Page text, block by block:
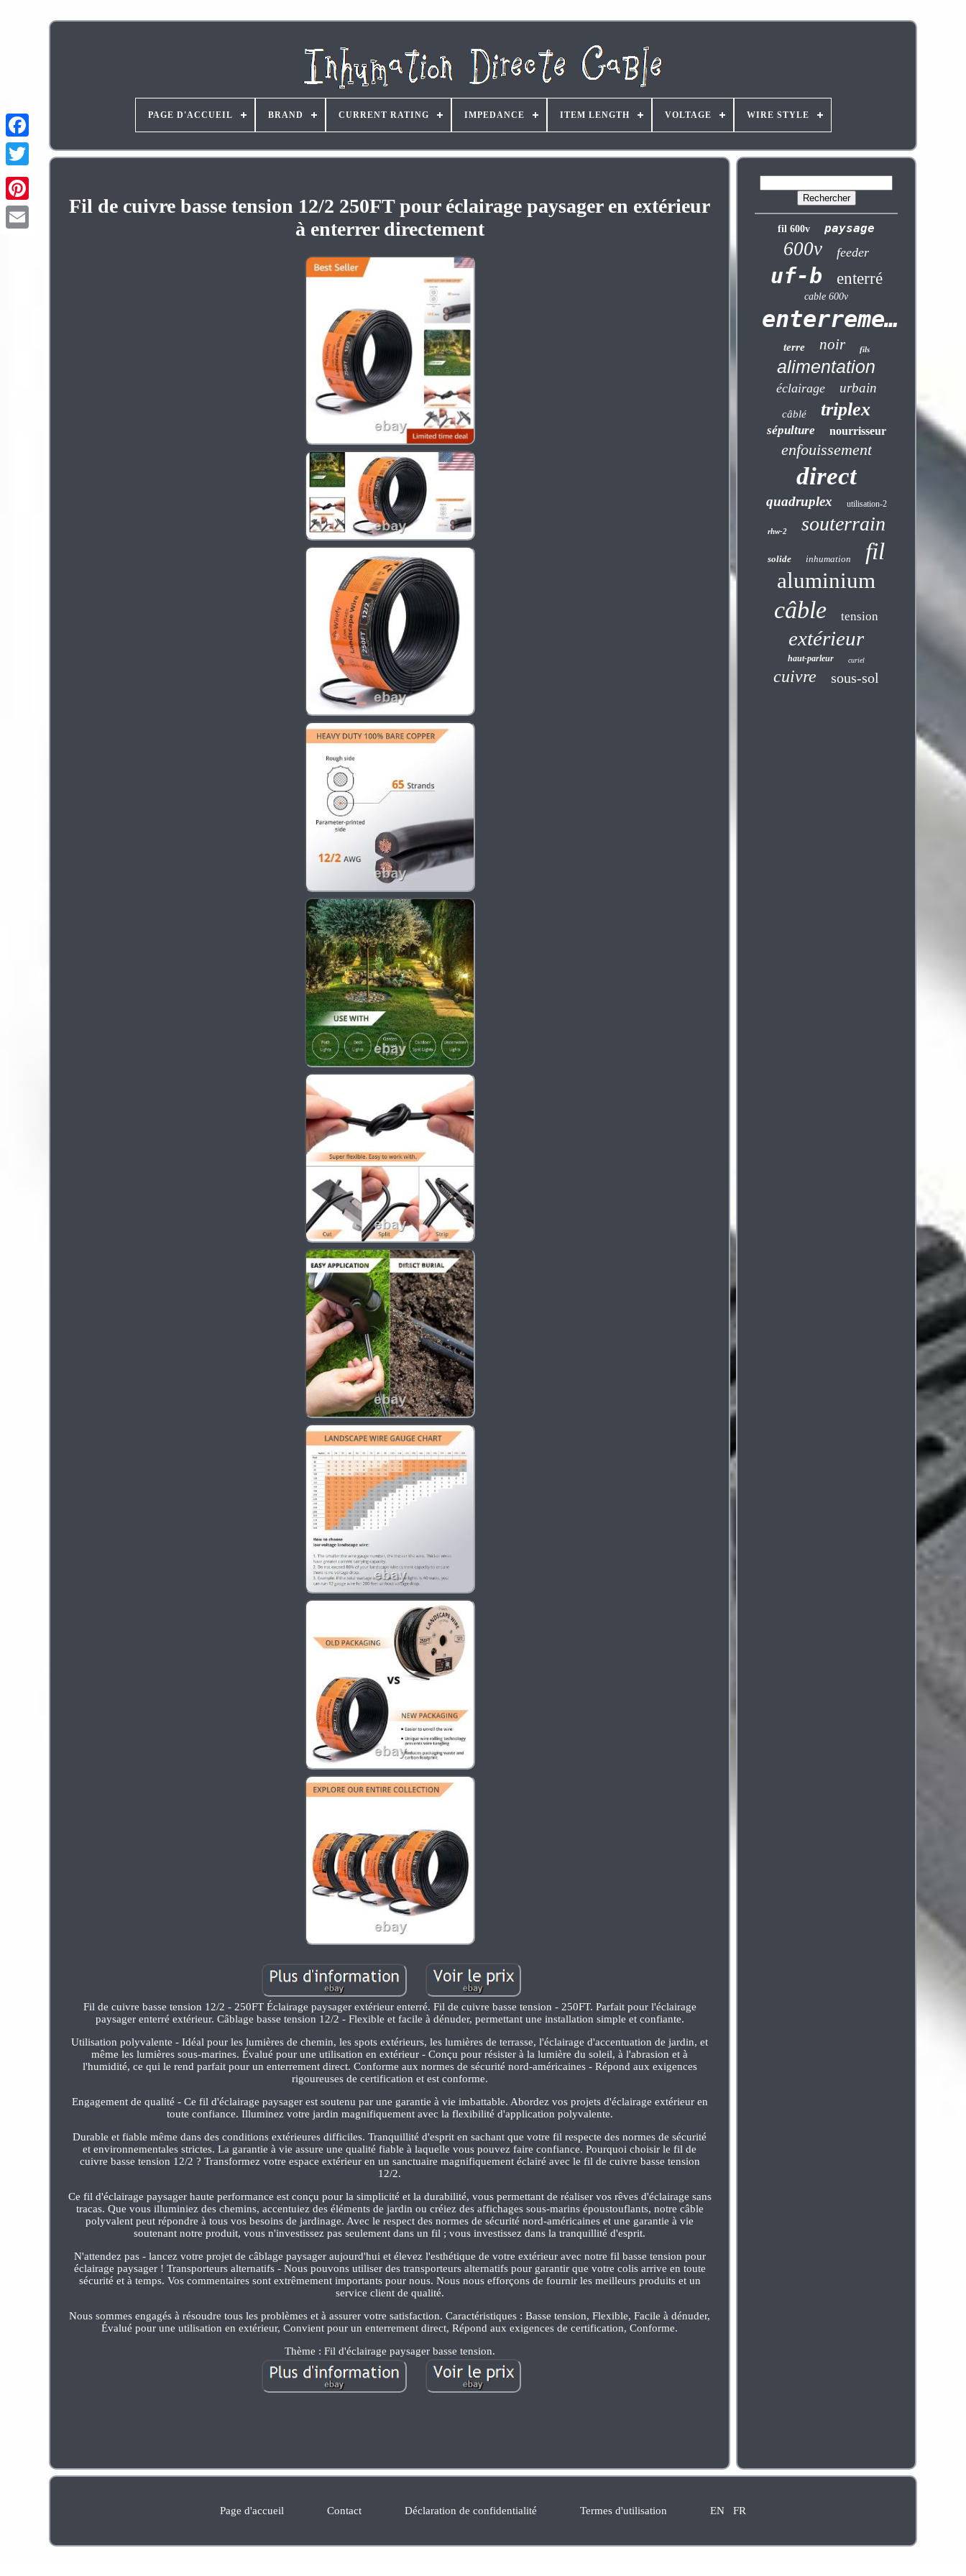
Pinterest
PAGE D'ACCUEIL BRAND CURRENT RATING IMPEDANCE ITEM LENGTH VOLTAGE WIRE STYLE
Fil de cuivre basse tension 12/2 250FT pour éclairage paysager en extérieur
à enterrer directement
Fil de cuivre basse tension 12/2 - 250FT Éclairage paysager extérieur enterré. Fil de cuivre basse tension - 250FT. Parfait pour l'éclairage
paysager enterré extérieur. Câblage basse tension 12/2 - Flexible et facile à dénuder, permettant une installation simple et confiante.
Utilisation polyvalente - Idéal pour les lumières de chemin, les spots extérieurs, les lumières de terrasse, l'éclairage d'accentuation de jardin, et
même les lumières sous-marines. Évalué pour une utilisation en extérieur - Conçu pour résister à la lumière du soleil, à l'abrasion et à
l'humidité, ce qui le rend parfait pour un enterrement direct. Conforme aux normes de sécurité nord-américaines - Répond aux exigences
rigoureuses de certification et est conforme.
Engagement de qualité - Ce fil d'éclairage paysager est soutenu par une garantie à vie imbattable. Abordez vos projets d'éclairage extérieur en
toute confiance. Illuminez votre jardin magnifiquement avec la flexibilité d'application polyvalente.
Durable et fiable même dans des conditions extérieures difficiles. Tranquillité d'esprit en sachant que votre fil respecte des normes de sécurité
et environnementales strictes. La garantie à vie assure une qualité fiable à laquelle vous pouvez faire confiance. Pourquoi choisir le fil de
cuivre basse tension 12/2 ? Transformez votre espace extérieur en un sanctuaire magnifiquement éclairé avec le fil de cuivre basse tension
12/2.
Ce fil d'éclairage paysager haute performance est conçu pour la simplicité et la durabilité, vous permettant de réaliser vos rêves d'éclairage sans
tracas. Que vous illuminiez des chemins, accentuiez des éléments de jardin ou créiez des affichages sous-marins époustouflants, notre câble
polyvalent peut répondre à tous vos besoins de jardinage. Avec le respect des normes de sécurité nord-américaines et une garantie à vie
soutenant notre produit, vous n'investissez pas seulement dans un fil ; vous investissez dans la tranquillité d'esprit.
N'attendez pas - lancez votre projet de câblage paysager aujourd'hui et élevez l'esthétique de votre extérieur avec notre fil basse tension pour
éclairage paysager ! Transporteurs alternatifs - Nous pouvons utiliser des transporteurs alternatifs pour garantir que votre colis arrive en toute
sécurité et à temps. Vos commentaires sont extrêmement importants pour nous. Nous nous efforçons de fournir les meilleurs produits et un
service client de qualité.
Nous sommes engagés à résoudre tous les problèmes et à assurer votre satisfaction. Caractéristiques : Basse tension, Flexible, Facile à dénuder,
Évalué pour une utilisation en extérieur, Convient pour un enterrement direct, Répond aux exigences de certification, Conforme.
Thème : Fil d'éclairage paysager basse tension.
fil 600v paysage
600v feeder
uf-b enterré
cable 600v
enterrement
terre noir fils
alimentation
éclairage urbain
câblé triplex
sépulture nourrisseur
enfouissement
direct
quadruplex utilisation-2
rhw-2 souterrain
solide inhumation fil
aluminium
câble tension
extérieur
haut-parleur curiel
cuivre sous-sol
Page d'accueil Contact Déclaration de confidentialité Termes d'utilisation EN FR